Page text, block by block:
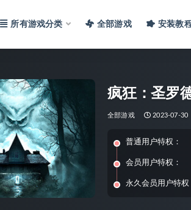
所有游戏分类 全部游戏 安装教
疯狂：圣罗
全部游戏 2023-07-30
普通用户特权：
会员用户特权：
永久会员用户特权